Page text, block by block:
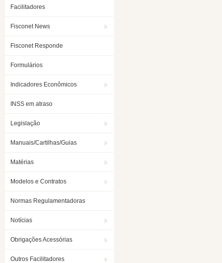
Facilitadores
Fisconet News
Fisconet Responde
Formulários
Indicadores Econômicos
INSS em atraso
Legislação
Manuais/Cartilhas/Guias
Matérias
Modelos e Contratos
Normas Regulamentadoras
Notícias
Obrigações Acessórias
Outros Facilitadores